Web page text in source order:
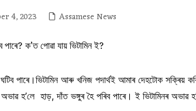
4, 2023 Assamese News
ঘটিব পাৰে।ভিটামিন আৰু খনিজ পদাৰ্থই আমাৰ দেহটোক
হ’লে হাড়, দাঁত ভঙ্গুৰ হৈ পৰিব পাৰে। ই ভিটামিনৰ অভাৱ